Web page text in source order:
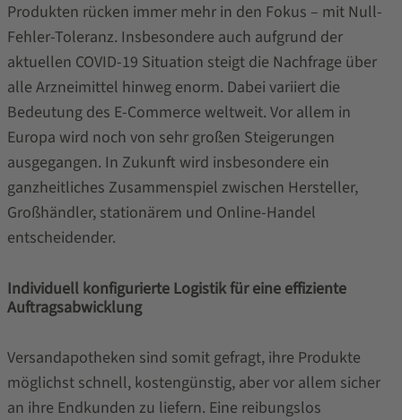
Produkten rücken immer mehr in den Fokus – mit Null-
Fehler-Toleranz. Insbesondere auch aufgrund der
aktuellen COVID-19 Situation steigt die Nachfrage über
alle Arzneimittel hinweg enorm. Dabei variiert die
Bedeutung des E-Commerce weltweit. Vor allem in
Europa wird noch von sehr großen Steigerungen
ausgegangen. In Zukunft wird insbesondere ein
ganzheitliches Zusammenspiel zwischen Hersteller,
Großhändler, stationärem und Online-Handel
entscheidender.
Individuell konfigurierte Logistik für eine effiziente
Auftragsabwicklung
Versandapotheken sind somit gefragt, ihre Produkte
möglichst schnell, kostengünstig, aber vor allem sicher
an ihre Endkunden zu liefern. Eine reibungslos